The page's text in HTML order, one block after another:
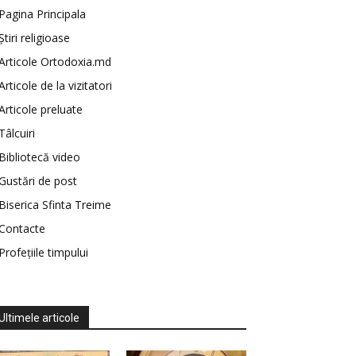
Principala
religioase
Ortodoxia.md
de la vizitatori
preluate
video
de post
Sfinta Treime
timpului
articole